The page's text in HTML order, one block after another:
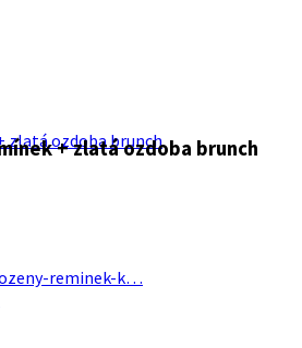
+ zlatá ozdoba brunch
reminek-k…